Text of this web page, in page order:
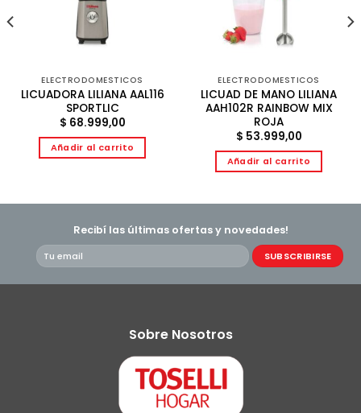
ELECTRODOMESTICOS
LICUADORA LILIANA AAL116
SPORTLIC
$ 68.999,00
Añadir al carrito
ELECTRODOMESTICOS
LICUAD DE MANO LILIANA
AAH102R RAINBOW MIX
ROJA
$ 53.999,00
Añadir al carrito
Recibí las últimas ofertas y novedades!
Sobre Nosotros